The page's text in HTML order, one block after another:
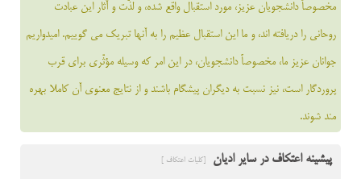
مخصوصاً دانشجويان عزيز، مورد استقبال واقع شده، و لذّت و آثار اين عبادت
روحانى را دريافته اند، و ما اين استقبال عظيم را به آنها تبريك مى گوييم. اميدواريم
جوانان عزيز ما، مخصوصاً دانشجويان، در اين امر كه وسيله مؤثّرى براى قرب
پروردگار است، نيز نسبت به ديگران پيشگام باشند و از نتايج معنوى آن كاملا بهره
مند شوند.
پیشینه اعتکاف در سایر ادیان [کلیات اعتکاف ]